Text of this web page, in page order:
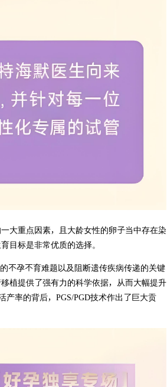
大重点因素，且大龄女性的卵子当中存在染
目标是非常优质的选择。
不孕不育难题以及阻断遗传疾病传递的关键
植提供了强有力的科学依据，从而大幅提升
产率的背后，PGS/PGD技术作出了巨大贡